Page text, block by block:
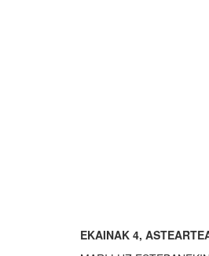
EKAINAK 4,